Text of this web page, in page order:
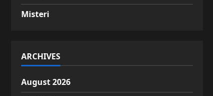
Misteri
ARCHIVES
August 2026